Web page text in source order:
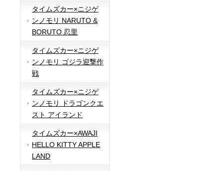
タイムズカー×ニジゲ
ンノモリ NARUTO &
BORUTO 忍里
タイムズカー×ニジゲ
ンノモリ ゴジラ迎撃作
戦
タイムズカー×ニジゲ
ンノモリ ドラゴンクエ
スト アイランド
タイムズカー×AWAJI
HELLO KITTY APPLE
LAND